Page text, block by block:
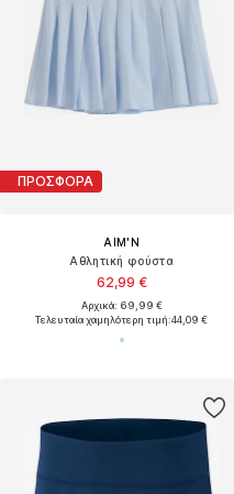
ΠΡΟΣΦΟΡΑ
AIM'N
Αθλητική φούστα
62,99 €
Αρχικά: 69,99 €
Τελευταία χαμηλότερη τιμή:44,09 €